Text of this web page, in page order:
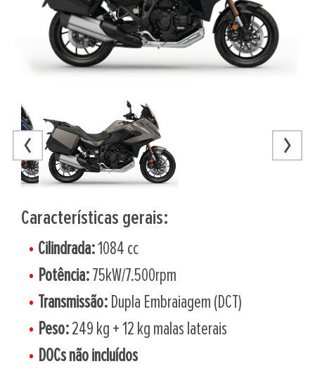
Características gerais:
Cilindrada:1084 cc
Potência: 75kW/7.500rpm
Transmissão: Dupla Embraiagem (DCT)
Peso:249 kg + 12 kg malas laterais
DOCs não incluídos